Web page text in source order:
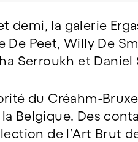
demi, la galerie
De Peet, Willy De
Serroukh et Daniel
du Créahm-
Belgique. Des
de l’Art Brut